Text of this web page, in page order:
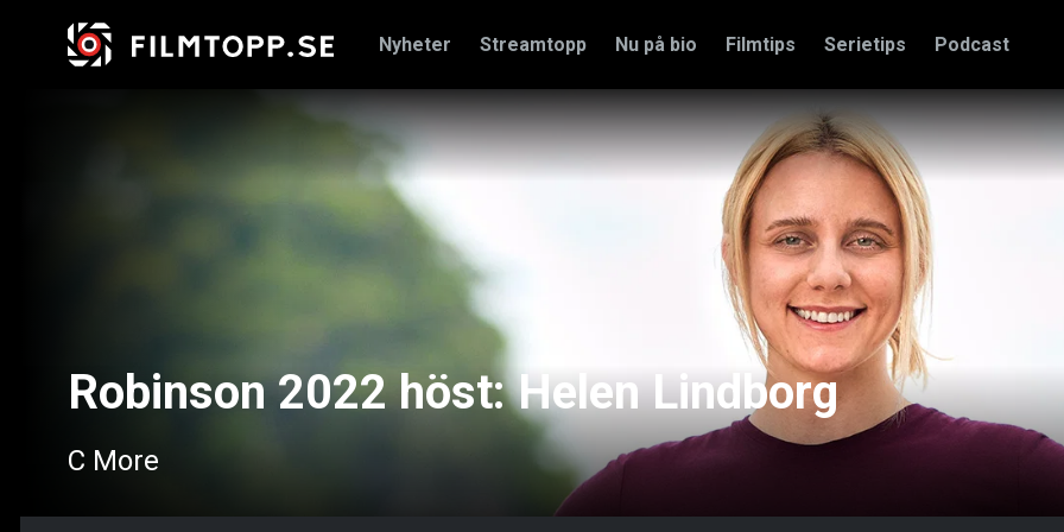
Nyheter Streamtopp Nu på bio Filmtips Serietips Podcast
Robinson 2022 höst: Helen Lindborg
C More